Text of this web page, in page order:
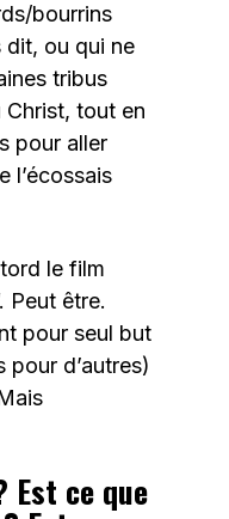
bourrins
dit, ou qui ne
tribus
tout en
pour aller
l’écossais
le film
Peut être.
pour seul but
d’autres)
Est ce que